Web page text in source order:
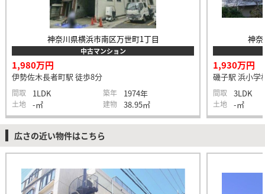
神奈川県横浜市南区万世町1丁目
中古マンション
1,980万円
伊勢佐木長者町駅 徒歩8分
間取 1LDK 築年 1974年
土地 -㎡ 建物 38.95㎡
神
1,930万円
磯子駅 浜小学
間取 3LDK
土地 -㎡
広さの近い物件はこちら